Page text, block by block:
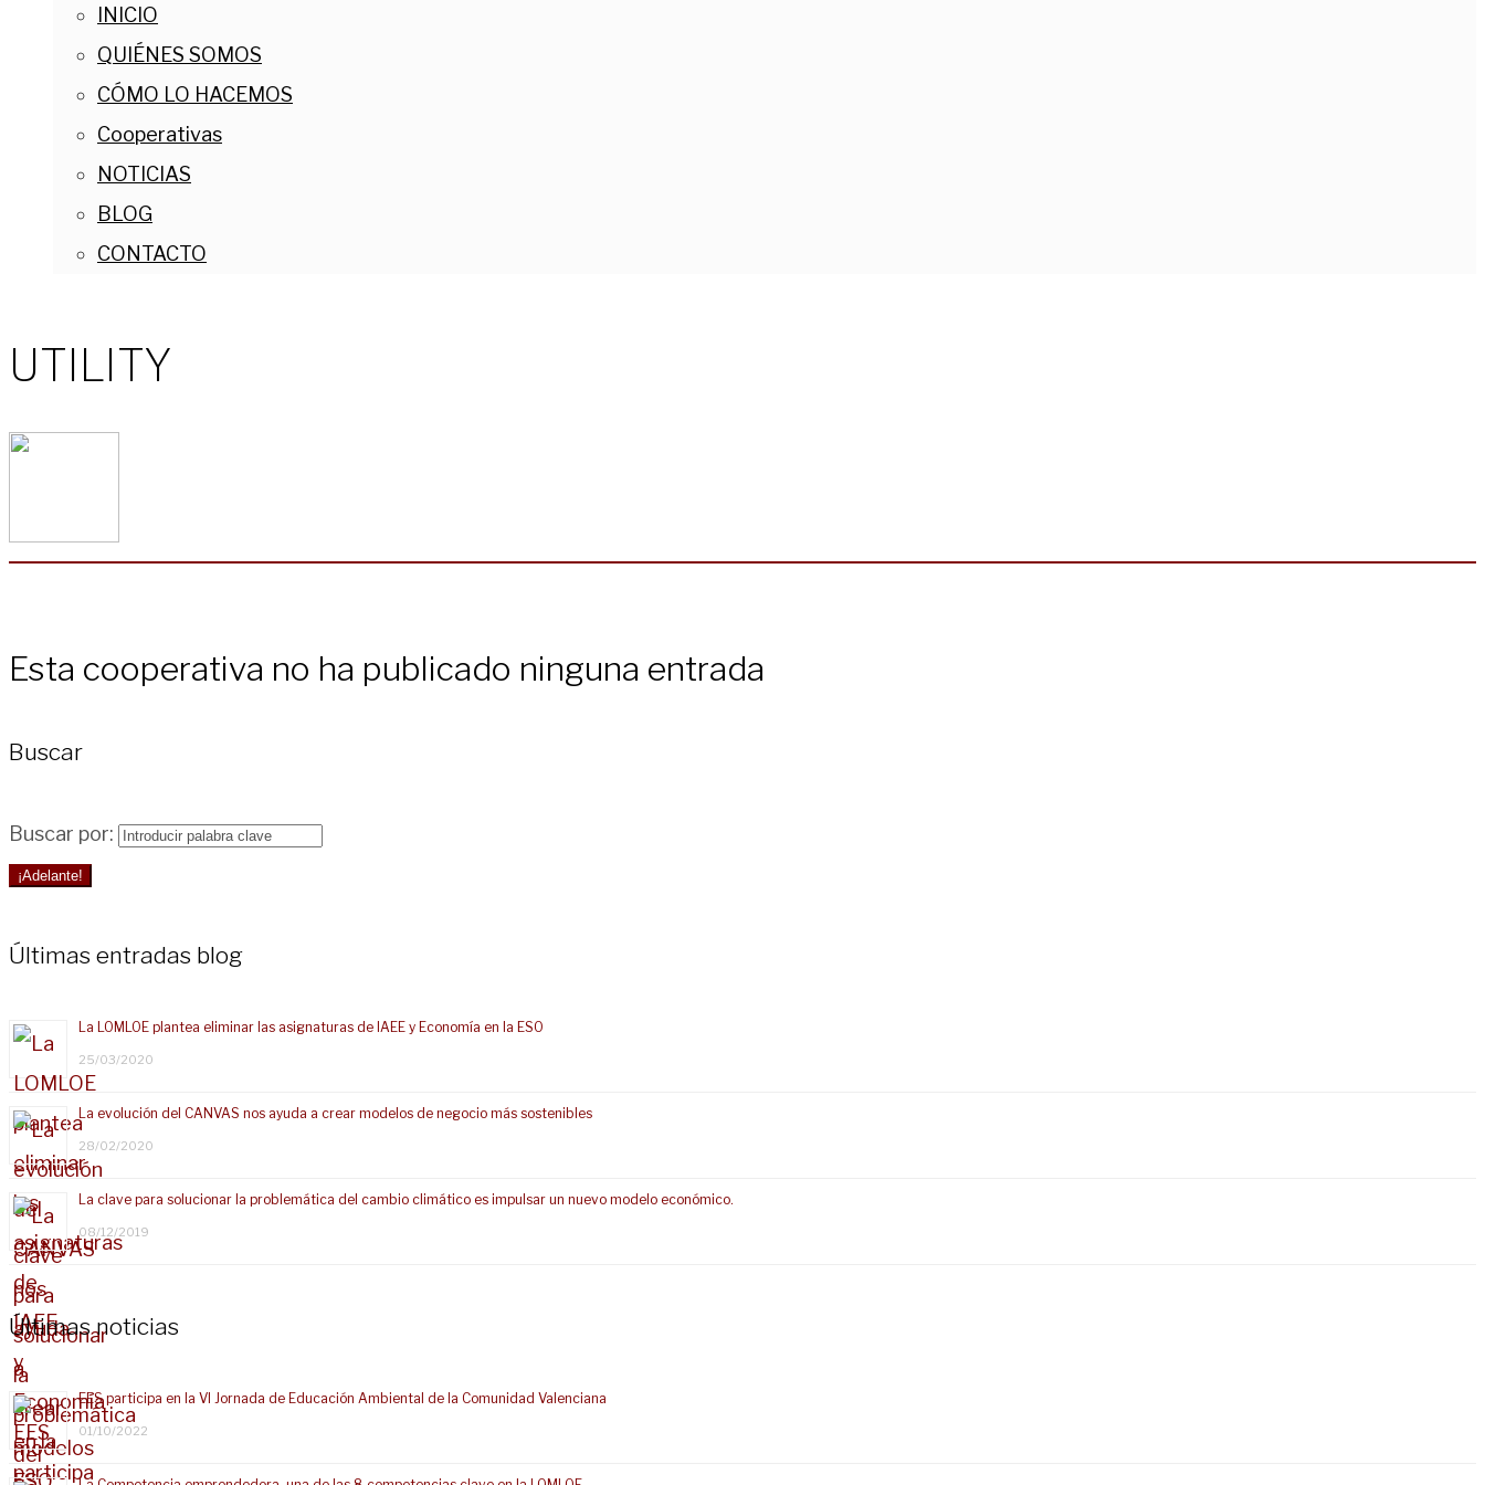
INICIO
QUIÉNES SOMOS
CÓMO LO HACEMOS
Cooperativas
NOTICIAS
BLOG
CONTACTO
UTILITY
Esta cooperativa no ha publicado ninguna entrada
Buscar
Buscar por:
¡Adelante!
Últimas entradas blog
La LOMLOE plantea eliminar las asignaturas de IAEE y Economía en la ESO
25/03/2020
La evolución del CANVAS nos ayuda a crear modelos de negocio más sostenibles
28/02/2020
La clave para solucionar la problemática del cambio climático es impulsar un nuevo modelo económico.
08/12/2019
Últimas noticias
EES participa en la VI Jornada de Educación Ambiental de la Comunidad Valenciana
01/10/2022